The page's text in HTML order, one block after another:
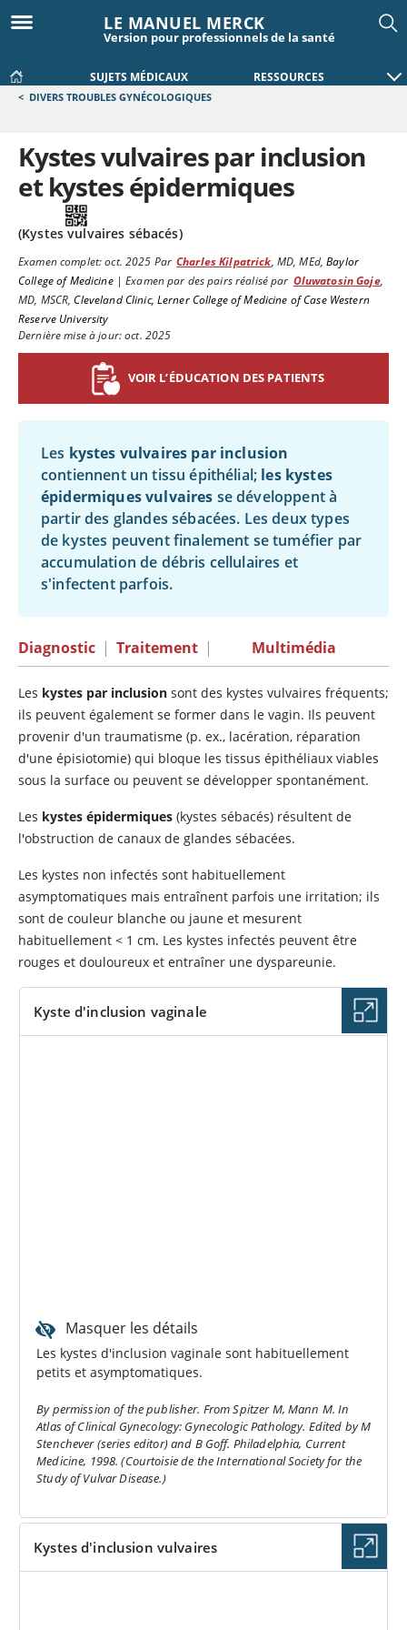
LE MANUEL MERCK
Version pour professionnels de la santé
SUJETS MÉDICAUX RESSOURCES
< DIVERS TROUBLES GYNÉCOLOGIQUES
Kystes vulvaires par inclusion
et kystes épidermiques
(Kystes vulvaires sébacés)
Examen complet:oct. 2025 Par Charles Kilpatrick, MD, MEd,Baylor
College of Medicine|Examen par des pairs réalisé par Oluwatosin Goje,
MD, MSCR,Cleveland Clinic, Lerner College of Medicine of Case Western
Reserve University
Dernière mise à jour: oct. 2025
VOIR L’ÉDUCATION DES PATIENTS
Les kystes vulvaires par inclusion
contiennent un tissu épithélial; les kystes
épidermiques vulvaires se développent à
partir des glandes sébacées. Les deux types
de kystes peuvent finalement se tuméfier par
accumulation de débris cellulaires et
s'infectent parfois.
Diagnostic | Traitement | Multimédia
Les kystes par inclusion sont des kystes vulvaires fréquents;
ils peuvent également se former dans le vagin. Ils peuvent
provenir d'un traumatisme (p. ex., lacération, réparation
d'une épisiotomie) qui bloque les tissus épithéliaux viables
sous la surface ou peuvent se développer spontanément.
Les kystes épidermiques (kystes sébacés) résultent de
l'obstruction de canaux de glandes sébacées.
Les kystes non infectés sont habituellement
asymptomatiques mais entraînent parfois une irritation; ils
sont de couleur blanche ou jaune et mesurent
habituellement < 1 cm. Les kystes infectés peuvent être
rouges et douloureux et entraîner une dyspareunie.
Kyste d'inclusion vaginale
Masquer les détails
Les kystes d'inclusion vaginale sont habituellement
petits et asymptomatiques.
By permission of the publisher. From Spitzer M, Mann M. In
Atlas of Clinical Gynecology: Gynecologic Pathology. Edited by M
Stenchever (series editor) and B Goff. Philadelphia, Current
Medicine, 1998. (Courtoisie de the International Society for the
Study of Vulvar Disease.)
Kystes d'inclusion vulvaires